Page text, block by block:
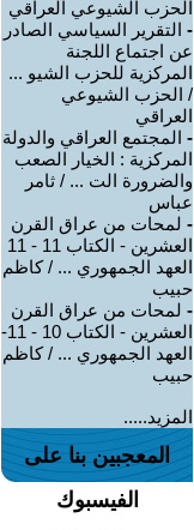
الحزب الشيوعي العراقي
- التقرير السياسي الصادر
عن اجتماع اللجنة
المركزية للحزب الشيو ...
/ الحزب الشيوعي
العراقي
- المجتمع العراقي والدولة
المركزية : الخيار الصعب
والضرورة الت ... / ثامر
عباس
- لمحات من عراق القرن
العشرين - الكتاب 11 - 11
العهد الجمهوري ... / كاظم
حبيب
- لمحات من عراق القرن
العشرين - الكتاب 10 - 11-
العهد الجمهوري ... / كاظم
حبيب
المزيد.....
المعجبين بنا على
الفيسبوك